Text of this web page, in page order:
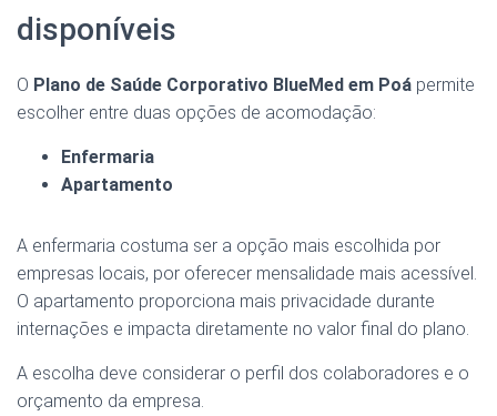
disponíveis
O Plano de Saúde Corporativo BlueMed em Poá permite
escolher entre duas opções de acomodação:
Enfermaria
Apartamento
A enfermaria costuma ser a opção mais escolhida por
empresas locais, por oferecer mensalidade mais acessível.
O apartamento proporciona mais privacidade durante
internações e impacta diretamente no valor final do plano.
A escolha deve considerar o perfil dos colaboradores e o
orçamento da empresa.